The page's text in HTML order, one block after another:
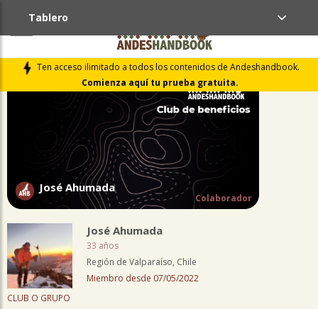
Ten acceso ilimitado a todos los contenidos de Andeshandbook.
Comienza aquí tu prueba gratuita.
Tablero
José Ahumada
Colaborador
José Ahumada
33 años
Región de Valparaíso, Chile
Miembro desde 07/05/2022
CLUB O GRUPO